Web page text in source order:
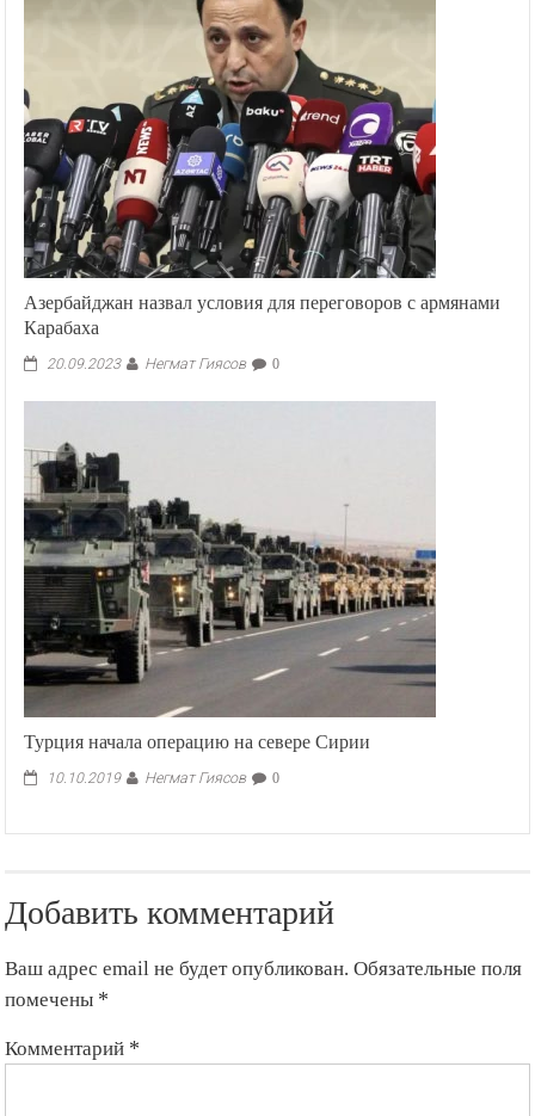
Азербайджан назвал условия для переговоров с армянами
Карабаха
20.09.2023 Негмат Гиясов 0
Турция начала операцию на севере Сирии
10.10.2019 Негмат Гиясов 0
Добавить комментарий
Ваш адрес email не будет опубликован. Обязательные поля
помечены *
Комментарий *